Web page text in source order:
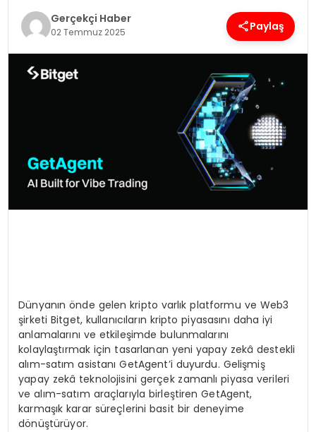
TEKNOLOJI
Gerçekçi Haber
02 Temmuz 2025 Paylaş
Dünyanın önde gelen kripto varlık platformu ve Web3
şirketi Bitget, kullanıcıların kripto piyasasını daha iyi
anlamalarını ve etkileşimde bulunmalarını
kolaylaştırmak için tasarlanan yeni yapay zekâ destekli
alım-satım asistanı GetAgent’i duyurdu. Gelişmiş
yapay zekâ teknolojisini gerçek zamanlı piyasa verileri
ve alım-satım araçlarıyla birleştiren GetAgent,
karmaşık karar süreçlerini basit bir deneyime
dönüştürüyor.